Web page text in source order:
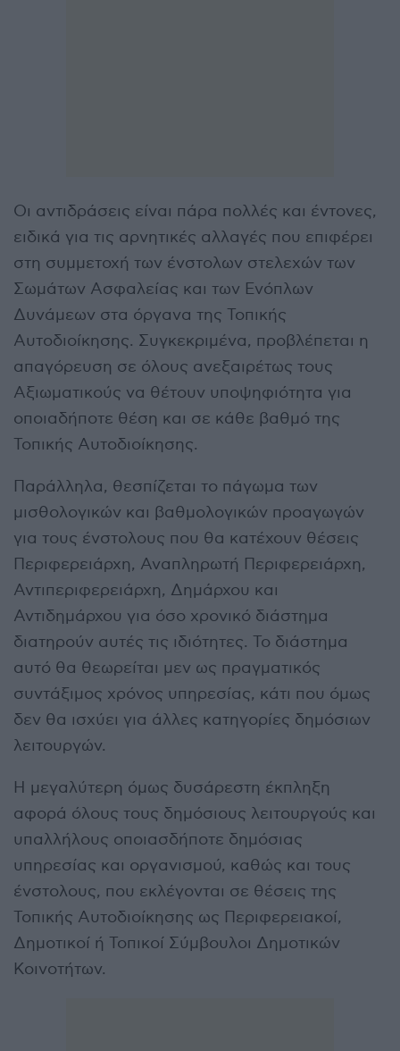
Οι αντιδράσεις είναι πάρα πολλές και έντονες,
ειδικά για τις αρνητικές αλλαγές που επιφέρει
στη συμμετοχή των ένστολων στελεχών των
Σωμάτων Ασφαλείας και των Ενόπλων
Δυνάμεων στα όργανα της Τοπικής
Αυτοδιοίκησης. Συγκεκριμένα, προβλέπεται η
απαγόρευση σε όλους ανεξαιρέτως τους
Αξιωματικούς να θέτουν υποψηφιότητα για
οποιαδήποτε θέση και σε κάθε βαθμό της
Τοπικής Αυτοδιοίκησης.
Παράλληλα, θεσπίζεται το πάγωμα των
μισθολογικών και βαθμολογικών προαγωγών
για τους ένστολους που θα κατέχουν θέσεις
Περιφερειάρχη, Αναπληρωτή Περιφερειάρχη,
Αντιπεριφερειάρχη, Δημάρχου και
Αντιδημάρχου για όσο χρονικό διάστημα
διατηρούν αυτές τις ιδιότητες. Το διάστημα
αυτό θα θεωρείται μεν ως πραγματικός
συντάξιμος χρόνος υπηρεσίας, κάτι που όμως
δεν θα ισχύει για άλλες κατηγορίες δημόσιων
λειτουργών.
Η μεγαλύτερη όμως δυσάρεστη έκπληξη
αφορά όλους τους δημόσιους λειτουργούς και
υπαλλήλους οποιασδήποτε δημόσιας
υπηρεσίας και οργανισμού, καθώς και τους
ένστολους, που εκλέγονται σε θέσεις της
Τοπικής Αυτοδιοίκησης ως Περιφερειακοί,
Δημοτικοί ή Τοπικοί Σύμβουλοι Δημοτικών
Κοινοτήτων.